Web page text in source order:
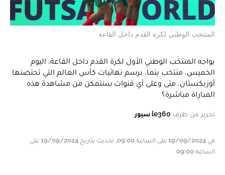
المنتخب الوطني لكرة القدم داخل القاعة
يواجه المنتخب الوطني الأول لكرة القدم داخل القاعة، اليوم
الخميس، منتخب بنما، برسم نهائيات كأس العالم التي تحتضنها
أوزبكستان، متى وعلى أي قنوات سنتمكن من مشاهدة هذه
المباراة مباشرة؟
تحرير من طرف le360 سبور
في 19/09/2024 على الساعة 09:00, تحديث بتاريخ 19/09/2024 على
الساعة 09:00